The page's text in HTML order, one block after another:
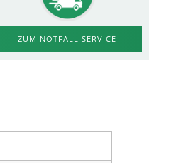
ZUM NOTFALL SERVICE